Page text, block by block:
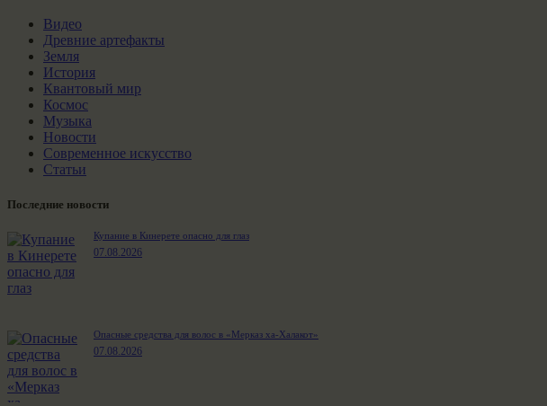
Видео
Древние артефакты
Земля
История
Квантовый мир
Космос
Музыка
Новости
Современное искусство
Статьи
Последние новости
Купание в Кинерете опасно для глаз
07.08.2026
Опасные средства для волос в «Мерказ ха-Халакот»
07.08.2026